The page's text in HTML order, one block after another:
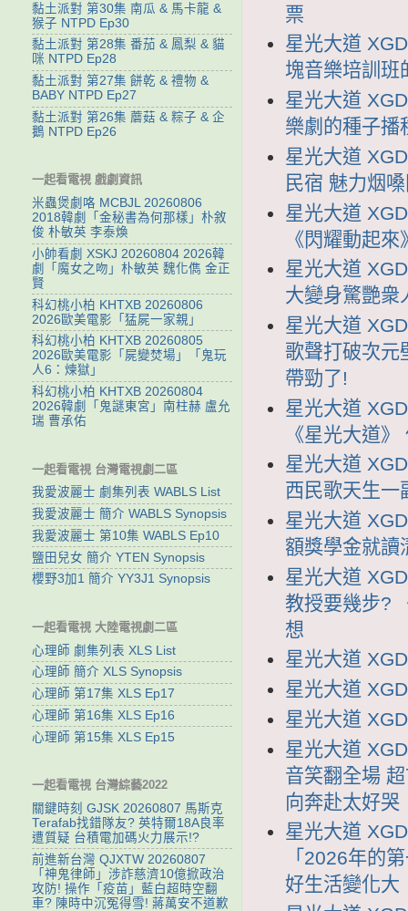
票
星光大道
塊音樂培訓班
星光大道
樂劇的種子播
星光大道
民宿 魅力烟
星光大道
《閃耀動起
星光大道
大變身驚艷衆
星光大道
歌聲打破次元
帶勁了!
星光大道
《星光大道
星光大道
西民歌天生一
星光大道
額獎學金就讀
星光大道
教授要幾步?
想
星光大道
星光大道
星光大道
星光大道
音笑翻全場
向奔赴太好哭
星光大道
「2026年的
好生活變化大
黏土派對 第30集 南瓜 & 馬卡龍 &
猴子 NTPD Ep30
黏土派對 第28集 番茄 & 鳳梨 & 貓
咪 NTPD Ep28
黏土派對 第27集 餅乾 & 禮物 &
BABY NTPD Ep27
黏土派對 第26集 蘑菇 & 粽子 & 企
鵝 NTPD Ep26
一起看電視 戲劇資訊
米蟲煲劇咯 MCBJL 20260806
2018韓劇「金秘書為何那樣」朴敘
俊 朴敏英 李泰煥
小帥看劇 XSKJ 20260804 2026韓
劇「魔女之吻」朴敏英 魏化儁 金正
賢
科幻桃小柏 KHTXB 20260806
2026歐美電影「猛屍一家親」
科幻桃小柏 KHTXB 20260805
2026歐美電影「屍變焚場」「鬼玩
人6：煉獄」
科幻桃小柏 KHTXB 20260804
2026韓劇「鬼謎東宮」南柱赫 盧允
瑞 曹承佑
一起看電視 台灣電視劇二區
我愛波麗士 劇集列表 WABLS List
我愛波麗士 簡介 WABLS Synopsis
我愛波麗士 第10集 WABLS Ep10
鹽田兒女 簡介 YTEN Synopsis
櫻野3加1 簡介 YY3J1 Synopsis
一起看電視 大陸電視劇二區
心理師 劇集列表 XLS List
心理師 簡介 XLS Synopsis
心理師 第17集 XLS Ep17
心理師 第16集 XLS Ep16
心理師 第15集 XLS Ep15
一起看電視 台灣綜藝2022
關鍵時刻 GJSK 20260807 馬斯克
Terafab找錯隊友? 英特爾18A良率
遭質疑 台積電加碼火力展示!?
前進新台灣 QJXTW 20260807
「神鬼律師」涉詐慈濟10億掀政治
攻防! 操作「疫苗」藍白超時空翻
車? 陳時中沉冤得雪! 蔣萬安不道歉